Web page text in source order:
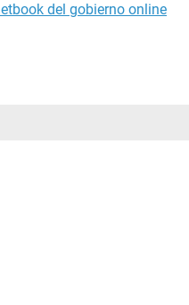
del gobierno online